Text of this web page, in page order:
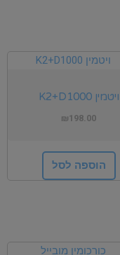
ויטמין K2+D1000
₪198.00
הוספה לסל